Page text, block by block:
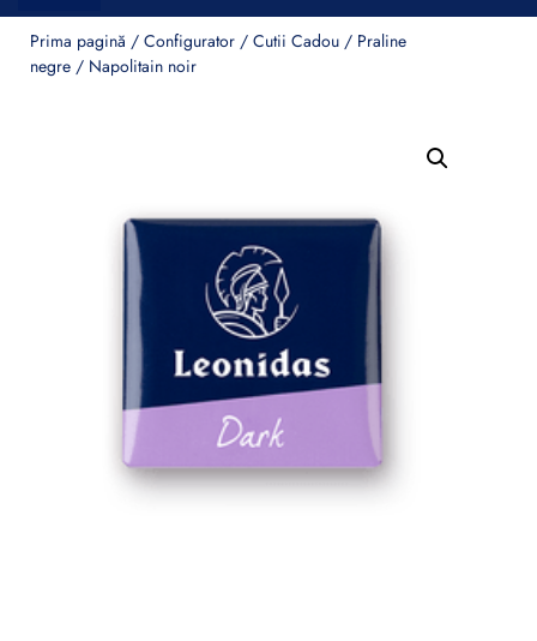
Prima pagină / Configurator / Cutii Cadou / Praline
negre / Napolitain noir